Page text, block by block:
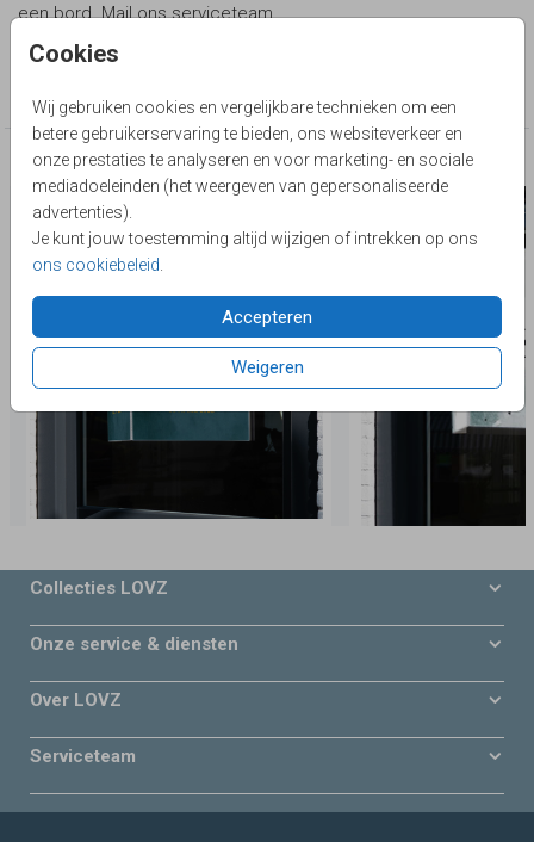
Cookies
Wij gebruiken cookies en vergelijkbare technieken om een
betere gebruikerservaring te bieden, ons websiteverkeer en
onze prestaties te analyseren en voor marketing- en sociale
mediadoeleinden (het weergeven van gepersonaliseerde
advertenties).
Je kunt jouw toestemming altijd wijzigen of intrekken op ons
ons cookiebeleid
Accepteren
Weigeren
een bord. Mail ons serviceteam.
Geboortebord
Deze producten zijn wellicht ook iets voor je
Collecties LOVZ
Onze service & diensten
Over LOVZ
Serviceteam